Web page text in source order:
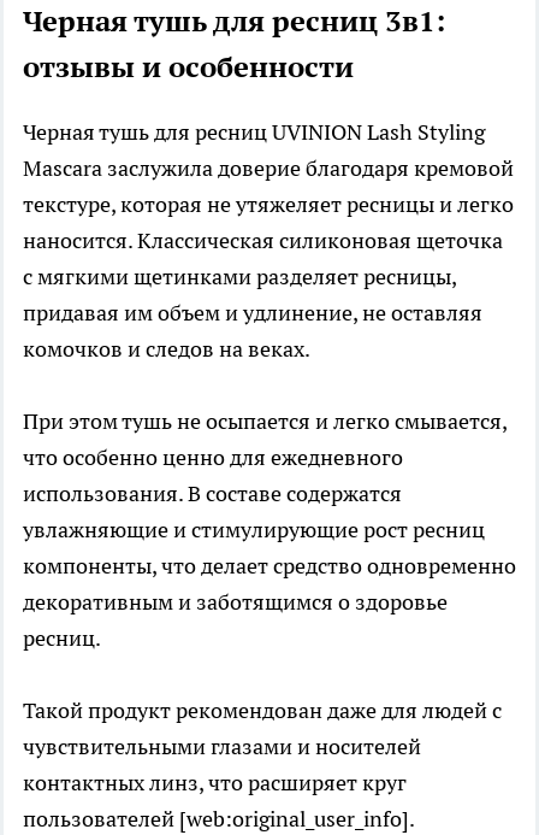
Черная тушь для ресниц 3в1:
отзывы и особенности
Черная тушь для ресниц UVINION Lash Styling
Mascara заслужила доверие благодаря кремовой
текстуре, которая не утяжеляет ресницы и легко
наносится. Классическая силиконовая щеточка
с мягкими щетинками разделяет ресницы,
придавая им объем и удлинение, не оставляя
комочков и следов на веках.
При этом тушь не осыпается и легко смывается,
что особенно ценно для ежедневного
использования. В составе содержатся
увлажняющие и стимулирующие рост ресниц
компоненты, что делает средство одновременно
декоративным и заботящимся о здоровье
ресниц.
Такой продукт рекомендован даже для людей с
чувствительными глазами и носителей
контактных линз, что расширяет круг
пользователей [web:original_user_info].